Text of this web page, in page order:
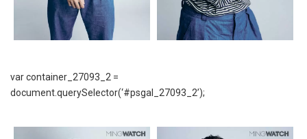
var container_27093_2 =
document.querySelector(‘#psgal_27093_2’);